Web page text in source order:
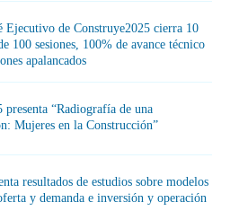
de Construye2025 cierra 10
100 sesiones, 100% de avance técnico
apalancados
presenta “Radiografía de una
Mujeres en la Construcción”
resultados de estudios sobre modelos
y demanda e inversión y operación